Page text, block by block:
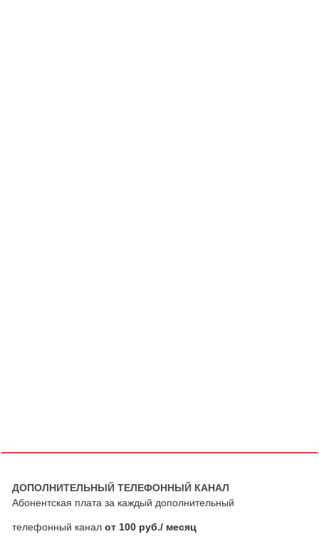
ДОПОЛНИТЕЛЬНЫЙ ТЕЛЕФОННЫЙ КАНАЛ
Абонентская плата за каждый дополнительный
телефонный канал от 100 руб./ месяц